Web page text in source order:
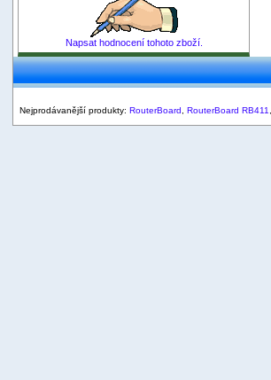
Napsat hodnocení tohoto zboží.
Nejprodávanější produkty: RouterBoard RouterBoard RB411